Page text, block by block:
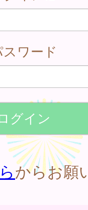
ワード
からお願